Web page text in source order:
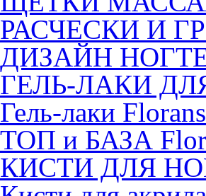
РАСЧЕСКИ И
ДИЗАЙН
ГЕЛЬ-ЛАКИ
Гель-лаки
ТОП и БАЗА
КИСТИ ДЛЯ